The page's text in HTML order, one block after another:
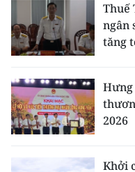
Thuế
ngân
tăng
Hưng
2026
Khởi